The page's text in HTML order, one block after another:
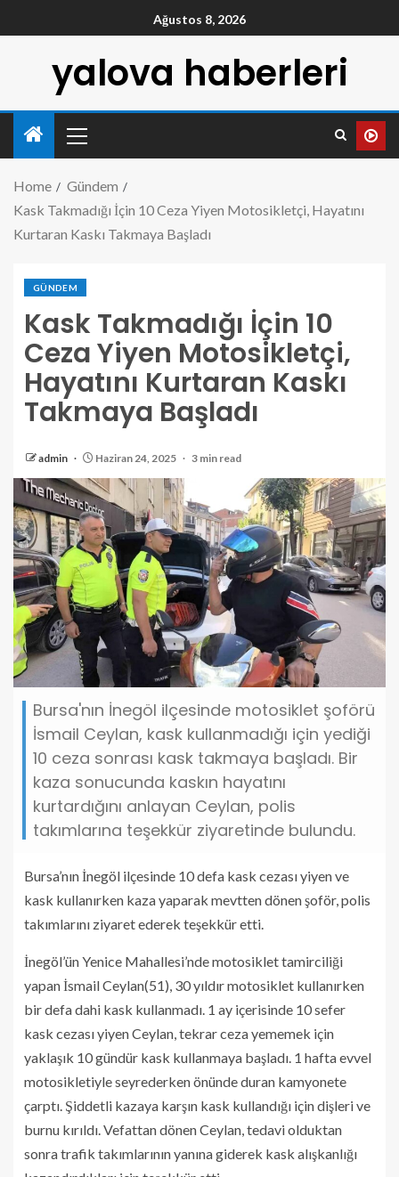
Ağustos 8, 2026
yalova haberleri
Home
Gündem
Kask Takmadığı İçin 10 Ceza Yiyen Motosikletçi, Hayatını
Kurtaran Kaskı Takmaya Başladı
GÜNDEM
Kask Takmadığı İçin 10
Ceza Yiyen Motosikletçi,
Hayatını Kurtaran Kaskı
Takmaya Başladı
admin Haziran 24, 2025 3 min read
Bursa'nın İnegöl ilçesinde motosiklet şoförü
İsmail Ceylan, kask kullanmadığı için yediği
10 ceza sonrası kask takmaya başladı. Bir
kaza sonucunda kaskın hayatını
kurtardığını anlayan Ceylan, polis
takımlarına teşekkür ziyaretinde bulundu.
Bursa’nın İnegöl ilçesinde 10 defa kask cezası yiyen ve
kask kullanırken kaza yaparak mevtten dönen şoför, polis
takımlarını ziyaret ederek teşekkür etti.
İnegöl’ün Yenice Mahallesi’nde motosiklet tamirciliği
yapan İsmail Ceylan(51), 30 yıldır motosiklet kullanırken
bir defa dahi kask kullanmadı. 1 ay içerisinde 10 sefer
kask cezası yiyen Ceylan, tekrar ceza yememek için
yaklaşık 10 gündür kask kullanmaya başladı. 1 hafta evvel
motosikletiyle seyrederken önünde duran kamyonete
çarptı. Şiddetli kazaya karşın kask kullandığı için dişleri ve
burnu kırıldı. Vefattan dönen Ceylan, tedavi olduktan
sonra trafik takımlarının yanına giderek kask alışkanlığı